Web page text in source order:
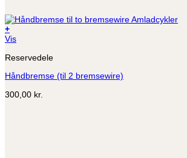
+
Vis
Reservedele
Håndbremse (til 2 bremsewire)
300,00 kr.